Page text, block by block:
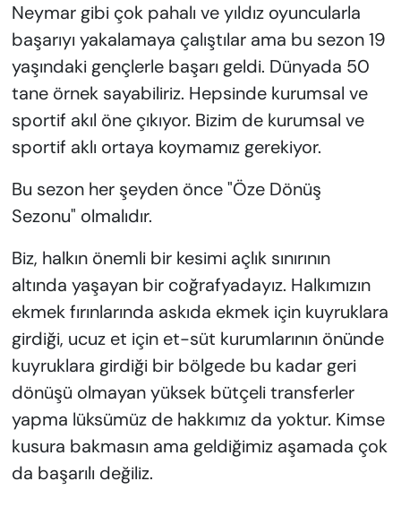
Neymar gibi çok pahalı ve yıldız oyuncularla
başarıyı yakalamaya çalıştılar ama bu sezon 19
yaşındaki gençlerle başarı geldi. Dünyada 50
tane örnek sayabiliriz. Hepsinde kurumsal ve
sportif akıl öne çıkıyor. Bizim de kurumsal ve
sportif aklı ortaya koymamız gerekiyor.
Bu sezon her şeyden önce "Öze Dönüş
Sezonu" olmalıdır.
Biz, halkın önemli bir kesimi açlık sınırının
altında yaşayan bir coğrafyadayız. Halkımızın
ekmek fırınlarında askıda ekmek için kuyruklara
girdiği, ucuz et için et-süt kurumlarının önünde
kuyruklara girdiği bir bölgede bu kadar geri
dönüşü olmayan yüksek bütçeli transferler
yapma lüksümüz de hakkımız da yoktur. Kimse
kusura bakmasın ama geldiğimiz aşamada çok
da başarılı değiliz.